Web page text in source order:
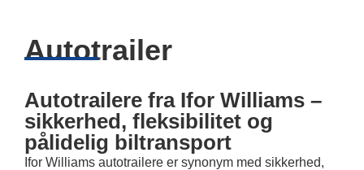
Autotrailer
Autotrailere fra Ifor Williams –
sikkerhed, fleksibilitet og
pålidelig biltransport
Ifor Williams autotrailere er synonym med sikkerhed,